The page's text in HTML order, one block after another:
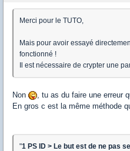
Merci pour le TUTO,
Mais pour avoir essayé
fonctionné !
Il est nécessaire de crypter une
Non
, tu as du faire une erreur
En gros c est la même méthode
"1 PS ID > Le but est de ne pas